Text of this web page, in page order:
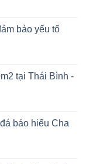
bảo yếu tố
tại Thái Bình -
báo hiếu Cha